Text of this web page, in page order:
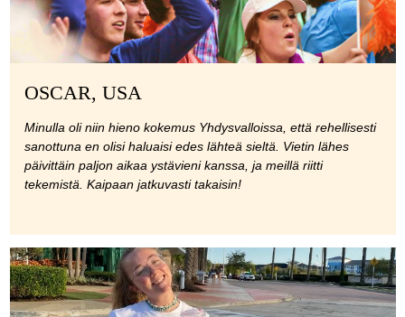
OSCAR, USA
Minulla oli niin hieno kokemus Yhdysvalloissa, että rehellisesti
sanottuna en olisi haluaisi edes lähteä sieltä. Vietin lähes
päivittäin paljon aikaa ystävieni kanssa, ja meillä riitti
tekemistä. Kaipaan jatkuvasti takaisin!